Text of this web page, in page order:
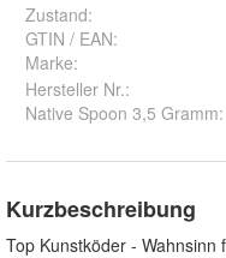
Zustand:
GTIN / EAN:
Marke:
Hersteller Nr.:
Native Spoon 3,5 Gramm:
Kurzbeschreibung
Top Kunstköder - Wahnsinn